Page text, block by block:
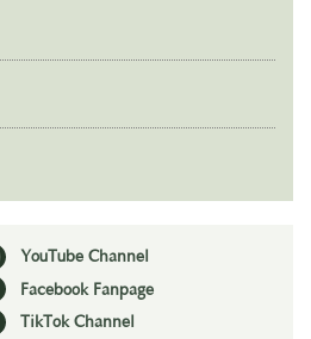
YouTube Channel
Facebook Fanpage
TikTok Channel